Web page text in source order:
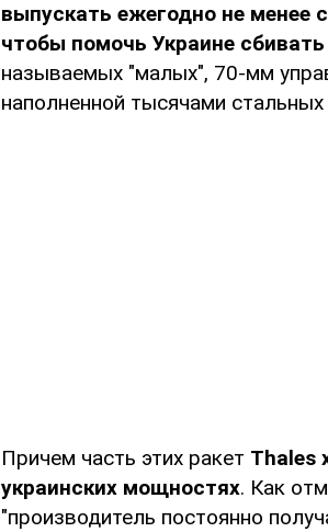
выпускать ежегодно не менее
чтобы помочь Украине
называемых "малых", 70-мм
наполненной тысячами
Причем часть этих ракет Thales
украинских мощностях. Как
"производитель постоянно